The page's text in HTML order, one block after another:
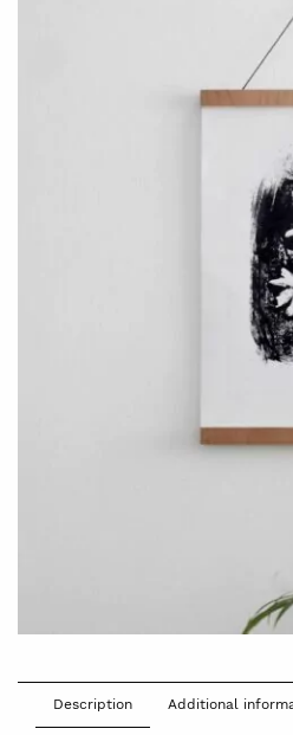
Description Additional